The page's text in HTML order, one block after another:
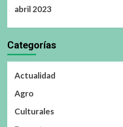
abril 2023
Categorías
Actualidad
Agro
Culturales